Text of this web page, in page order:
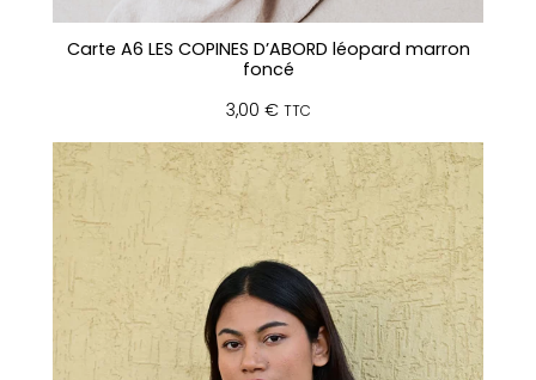
Carte A6 LES COPINES D’ABORD léopard marron
foncé
3,00 € TTC